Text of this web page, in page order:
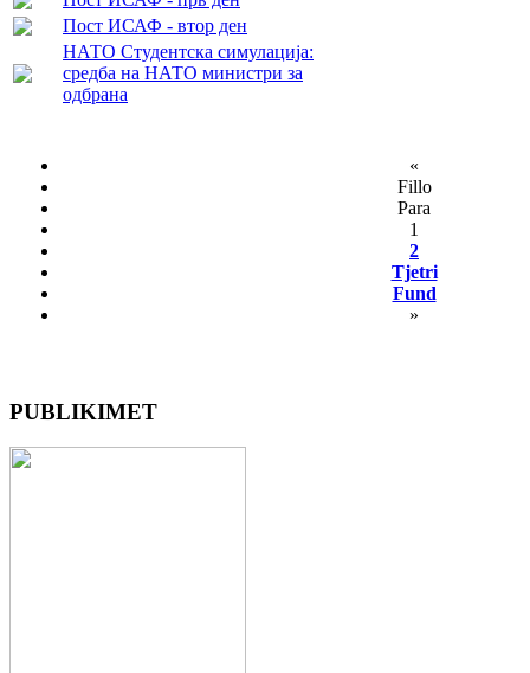
Пост ИСАФ - втор ден
НАТО Студентска симулација:
средба на НАТО министри за
одбрана
«
Fillo
Para
1
2
Tjetri
Fund
»
PUBLIKIMET